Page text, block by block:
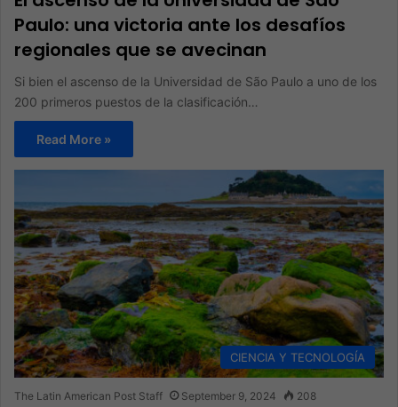
Paulo: una victoria ante los desafíos
regionales que se avecinan
Si bien el ascenso de la Universidad de São Paulo a uno de los
200 primeros puestos de la clasificación…
Read More »
CIENCIA Y TECNOLOGÍA
The Latin American Post Staff September 9, 2024 208